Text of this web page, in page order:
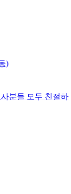
)
분들 모두 친절하